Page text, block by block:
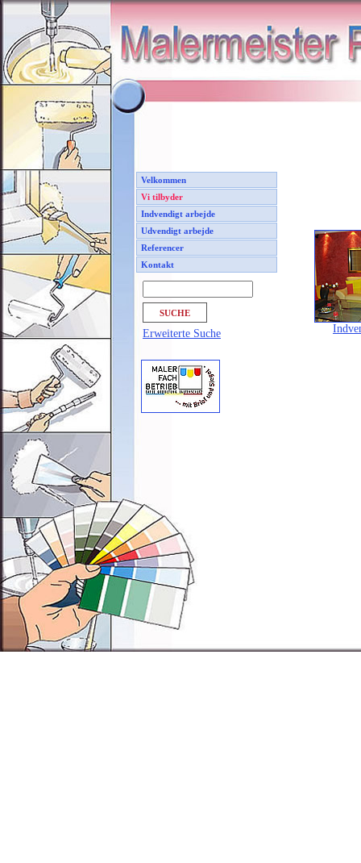
Velkommen
Vi tilbyder
Indvendigt arbejde
Udvendigt arbejde
Referencer
Kontakt
Erweiterte Suche